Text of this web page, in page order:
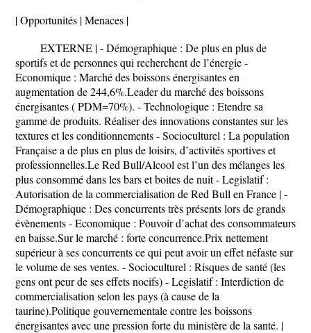
| Opportunités | Menaces |
EXTERNE | - Démographique : De plus en plus de
sportifs et de personnes qui recherchent de l’énergie -
Economique : Marché des boissons énergisantes en
augmentation de 244,6%.Leader du marché des boissons
énergisantes ( PDM=70%). - Technologique : Etendre sa
gamme de produits. Réaliser des innovations constantes sur les
textures et les conditionnements - Socioculturel : La population
Française a de plus en plus de loisirs, d’activités sportives et
professionnelles.Le Red Bull/Alcool est l’un des mélanges les
plus consommé dans les bars et boites de nuit - Legislatif :
Autorisation de la commercialisation de Red Bull en France | -
Démographique : Des concurrents très présents lors de grands
évènements - Economique : Pouvoir d’achat des consommateurs
en baisse.Sur le marché : forte concurrence.Prix nettement
supérieur à ses concurrents ce qui peut avoir un effet néfaste sur
le volume de ses ventes. - Socioculturel : Risques de santé (les
gens ont peur de ses effets nocifs) - Legislatif : Interdiction de
commercialisation selon les pays (à cause de la
taurine).Politique gouvernementale contre les boissons
énergisantes avec une pression forte du ministère de la santé. |